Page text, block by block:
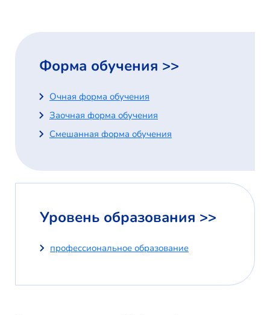
Форма обучения >>
Очная форма обучения
Заочная форма обучения
Смешанная форма обучения
Уровень образования >>
профессиональное образование